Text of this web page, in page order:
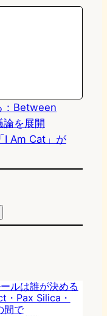
e
：Between
を展開
I Am Cat」が
ルは誰が決める
・Pax Silica・
間で